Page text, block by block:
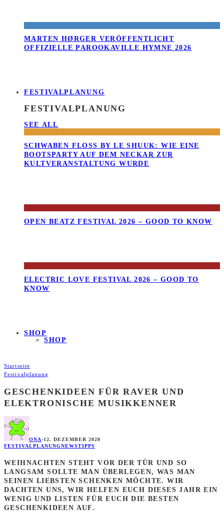
MARTEN HØRGER VERÖFFENTLICHT
OFFIZIELLE PAROOKAVILLE HYMNE 2026
FESTIVALPLANUNG
FESTIVALPLANUNG
SEE ALL
SCHWABEN FLOSS BY LE SHUUK: WIE EINE B
OOTSPARTY AUF DEM NECKAR ZUR K
ULTVERANSTALTUNG WURDE
OPEN BEATZ FESTIVAL 2026 – GOOD TO KNOW
ELECTRIC LOVE FESTIVAL 2026 – GOOD TO
KNOW
SHOP
SHOP
Startseite
Festivalplanung
GESCHENKIDEEN FÜR RAVER UND
ELEKTRONISCHE MUSIKKENNER
ONA·12. DEZEMBER 2020
FESTIVALPLANUNGNEWSTIPPS
WEIHNACHTEN STEHT VOR DER TÜR UND SO
LANGSAM SOLLTE MAN ÜBERLEGEN, WAS MAN
SEINEN LIEBSTEN SCHENKEN MÖCHTE. WIR
DACHTEN UNS, WIR HELFEN EUCH DIESES JAHR EIN
WENIG UND LISTEN FÜR EUCH DIE BESTEN
GESCHENKIDEEN AUF.